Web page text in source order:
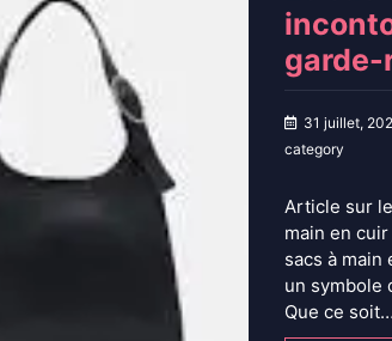
garde-
31 juillet,
category
Article sur
main en
sacs à
un symbole
Que ce soit…